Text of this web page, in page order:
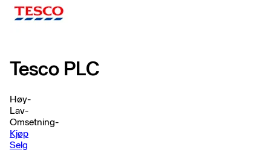
Tesco PLC
Høy-
Lav-
Omsetning-
Kjøp
Selg